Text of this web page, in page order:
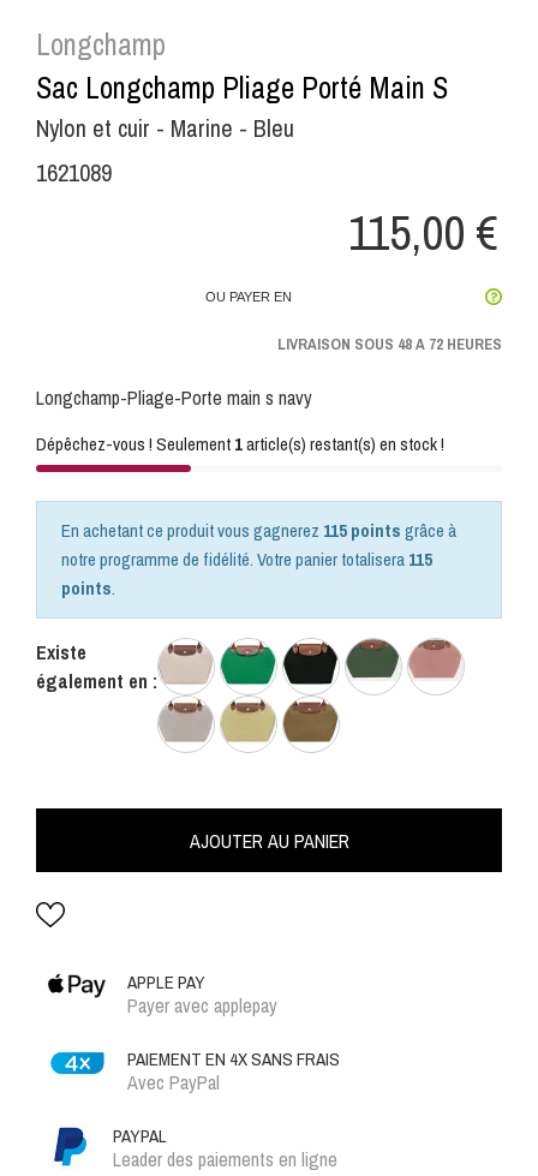
Longchamp
Sac Longchamp Pliage Porté Main S
Nylon et cuir - Marine - Bleu
1621089
115,00 €
OU PAYER EN
LIVRAISON SOUS 48 A 72 HEURES
Longchamp-Pliage-Porte main s navy
Dépêchez-vous ! Seulement1article(s) restant(s) en stock !
En achetant ce produit vous gagnerez 115 pointsgrâce à
notre programme de fidélité. Votre panier totalisera115
points.
Existe
également en :
AJOUTER AU PANIER
APPLE PAY
Payer avec applepay
PAIEMENT EN 4X SANS FRAIS
Avec PayPal
PAYPAL
Leader des paiements en ligne